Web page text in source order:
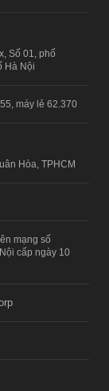
Số 01, phố
Hà Nội
máy lẻ 62.370
Hòa, TPHCM
mạng số
cấp ngày 10